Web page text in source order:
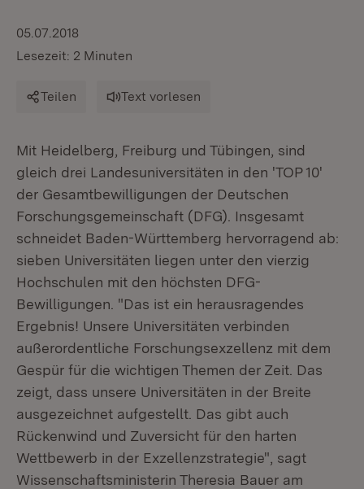
05.07.2018
Lesezeit: 2 Minuten
Teilen Text vorlesen
Mit Heidelberg, Freiburg und Tübingen, sind
gleich drei Landesuniversitäten in den 'TOP 10'
der Gesamtbewilligungen der Deutschen
Forschungsgemeinschaft (DFG). Insgesamt
schneidet Baden-Württemberg hervorragend ab:
sieben Universitäten liegen unter den vierzig
Hochschulen mit den höchsten DFG-
Bewilligungen. "Das ist ein herausragendes
Ergebnis! Unsere Universitäten verbinden
außerordentliche Forschungsexzellenz mit dem
Gespür für die wichtigen Themen der Zeit. Das
zeigt, dass unsere Universitäten in der Breite
ausgezeichnet aufgestellt. Das gibt auch
Rückenwind und Zuversicht für den harten
Wettbewerb in der Exzellenzstrategie", sagt
Wissenschaftsministerin Theresia Bauer am